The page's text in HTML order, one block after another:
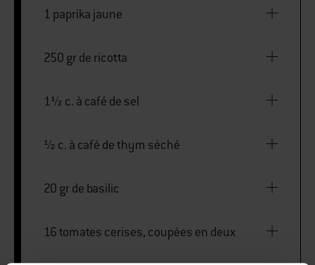
1 paprika jaune
250 gr de ricotta
1½ c. à café de sel
½ c. à café de thym séché
20 gr de basilic
16 tomates cerises, coupées en deux